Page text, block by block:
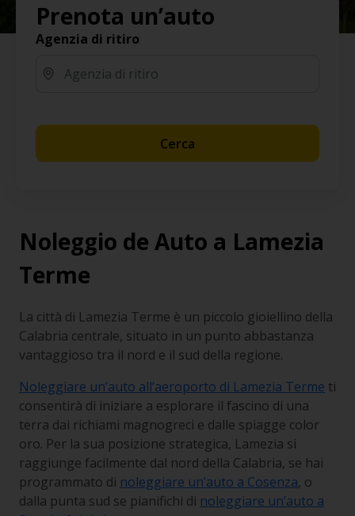
Prenota un’auto
Agenzia di ritiro
Cerca
Noleggio de Auto a Lamezia
Terme
La città di Lamezia Terme è un piccolo gioiellino della
Calabria centrale, situato in un punto abbastanza
vantaggioso tra il nord e il sud della regione.
Noleggiare un’auto all’aeroporto di Lamezia Terme ti
consentirà di iniziare a esplorare il fascino di una
terra dai richiami magnogreci e dalle spiagge color
oro. Per la sua posizione strategica, Lamezia si
raggiunge facilmente dal nord della Calabria, se hai
programmato di noleggiare un’auto a Cosenza, o
dalla punta sud se pianifichi di noleggiare un’auto a